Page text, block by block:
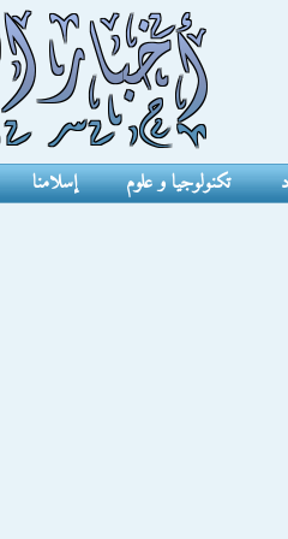
تكنولوجيا و علوم إسلامنا